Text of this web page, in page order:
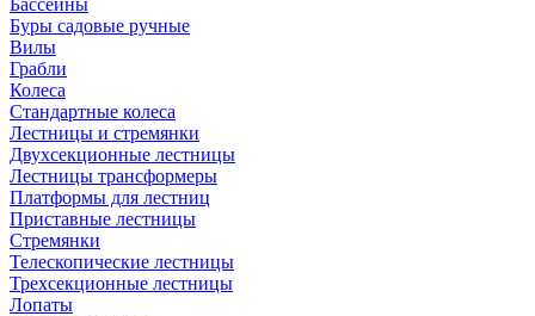
Бассейны
Буры садовые ручные
Вилы
Грабли
Колеса
Стандартные колеса
Лестницы и стремянки
Двухсекционные лестницы
Лестницы трансформеры
Платформы для лестниц
Приставные лестницы
Стремянки
Телескопические лестницы
Трехсекционные лестницы
Лопаты